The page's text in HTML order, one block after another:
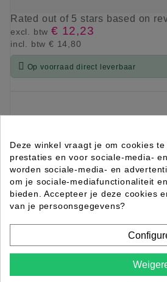
Rated out of 5 stars based on
excl. btw € 12,23
incl. btw € 14,80
 Op voorraad direct leverbaar
Deze winkel vraagt je om cookies
prestaties en voor sociale-media-
worden sociale-media- en
om je sociale-mediafunctionaliteit
bieden. Accepteer je deze cookies
van je persoonsgegevens?